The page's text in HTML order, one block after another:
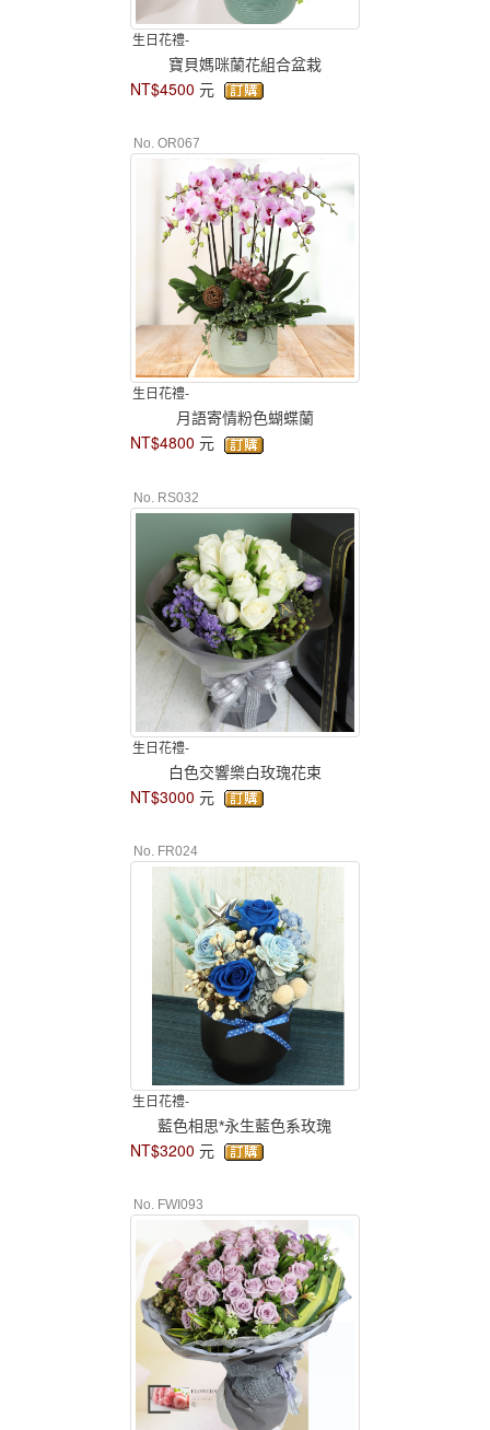
生日花禮-
寶貝媽咪蘭花組合盆栽
NT$4500 元
No. OR067
生日花禮-
月語寄情粉色蝴蝶蘭
NT$4800 元
No. RS032
生日花禮-
白色交響樂白玫瑰花束
NT$3000 元
No. FR024
生日花禮-
藍色相思*永生藍色系玫瑰
NT$3200 元
No. FWI093